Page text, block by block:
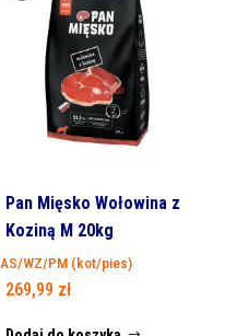
Pan Mięsko Wołowina z
Koziną M 20kg
AS/WZ/PM (kot/pies)
269,99 zł